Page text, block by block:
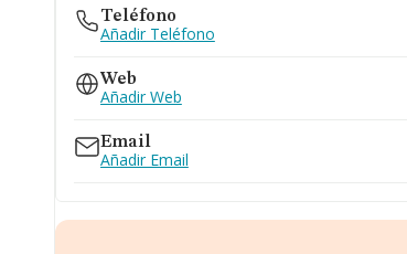
Teléfono
Añadir Teléfono
Web
Añadir Web
Email
Añadir Email